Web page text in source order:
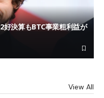
好決算もBTC事業粗利益が
View All